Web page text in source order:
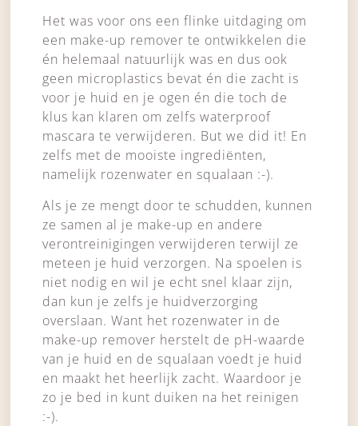
Het was voor ons een flinke uitdaging om
een make-up remover te ontwikkelen die
én helemaal natuurlijk was en dus ook
geen microplastics bevat én die zacht is
voor je huid en je ogen én die toch de
klus kan klaren om zelfs waterproof
mascara te verwijderen. But we did it! En
zelfs met de mooiste ingrediënten,
namelijk rozenwater en squalaan :-).
Als je ze mengt door te schudden, kunnen
ze samen al je make-up en andere
verontreinigingen verwijderen terwijl ze
meteen je huid verzorgen. Na spoelen is
niet nodig en wil je echt snel klaar zijn,
dan kun je zelfs je huidverzorging
overslaan. Want het rozenwater in de
make-up remover herstelt de pH-waarde
van je huid en de squalaan voedt je huid
en maakt het heerlijk zacht. Waardoor je
zo je bed in kunt duiken na het reinigen
:-).